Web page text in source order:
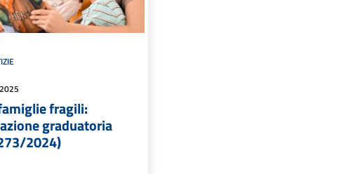
fragili:
graduatoria
2024)